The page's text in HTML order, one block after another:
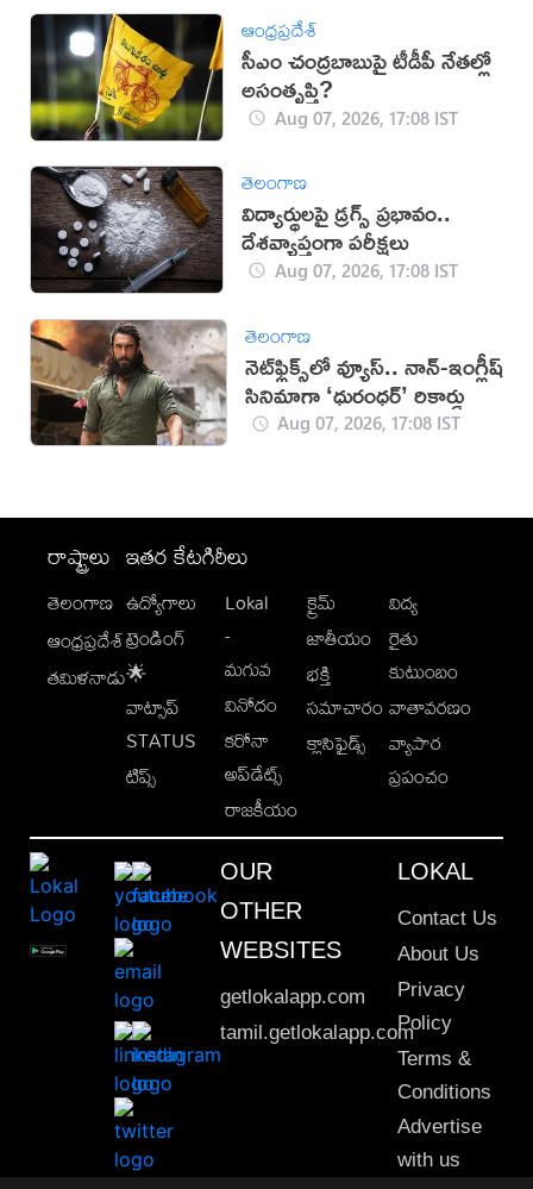
ఆంధ్రప్రదేశ్
సీఎం చంద్రబాబుపై టీడీపీ నేతల్లో
అసంతృప్తి?
Aug 07, 2026, 17:08 IST
తెలంగాణ
విద్యార్థులపై డ్రగ్స్ ప్రభావం..
దేశవ్యాప్తంగా పరీక్షలు
Aug 07, 2026, 17:08 IST
తెలంగాణ
నెట్‌ఫ్లిక్స్‌లో వ్యూస్.. నాన్-ఇంగ్లీష్
సినిమాగా ‘ధురంధర్’ రికార్డు
Aug 07, 2026, 17:08 IST
రాష్ట్రాలు
తెలంగాణ
ఆంధ్రప్రదేశ్
తమిళనాడు
ఇతర కేటగిరీలు
ఉద్యోగాలు
ట్రెండింగ్
🌟
వాట్సాప్
STATUS
టిప్స్
Lokal
-
మగువ
వినోదం
కరోనా
అప్‌డేట్స్
రాజకీయం
క్రైమ్
జాతీయం
భక్తి
సమాచారం
క్లాసిఫైడ్స్
విద్య
రైతు
కుటుంబం
వాతావరణం
వ్యాపార
ప్రపంచం
OUR
OTHER
WEBSITES
getlokalapp.com
tamil.getlokalapp.com
LOKAL
Contact Us
About Us
Privacy
Policy
Terms &
Conditions
Advertise
with us